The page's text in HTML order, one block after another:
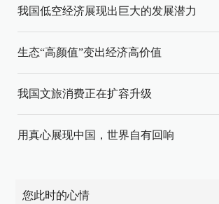
我国低空经济展现出巨大的发展潜力
生态“高颜值”变出经济高价值
我国文旅消费正在扩容升级
用真心展现中国，世界自有回响
您此时的心情